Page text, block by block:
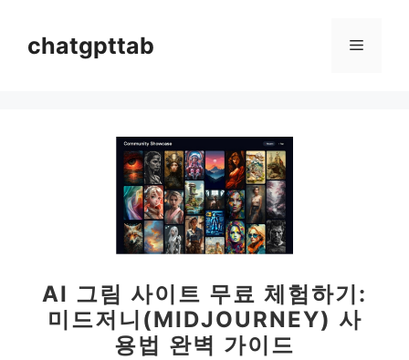
chatgpttab 메
AI 그림 사이트 무료 체험하기:
미드저니(MIDJOURNEY) 사
용법 완벽 가이드